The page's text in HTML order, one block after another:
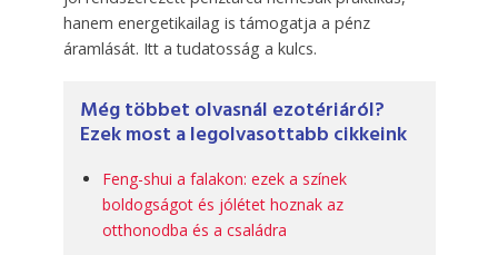
hanem energetikailag is támogatja a pénz
áramlását. Itt a tudatosság a kulcs.
Még többet olvasnál ezotériáról?
Ezek most a legolvasottabb cikkeink
Feng-shui a falakon: ezek a színek
boldogságot és jólétet hoznak az
otthonodba és a családra